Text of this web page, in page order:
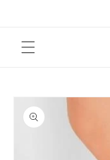
Passa alle
informazioni
sul prodotto